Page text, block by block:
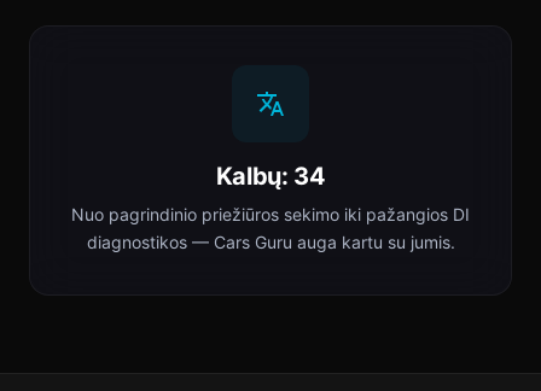
Kalbų: 34
Nuo pagrindinio priežiūros sekimo iki pažangios DI
diagnostikos — Cars Guru auga kartu su jumis.